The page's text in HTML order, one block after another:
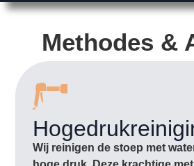
Methodes &
Wij reinigen de stoep met